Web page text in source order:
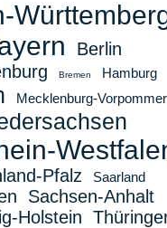
Berlin
Bremen Hamburg
Mecklenburg-
Pfalz Saarland
Sachsen-Anhalt
Holstein